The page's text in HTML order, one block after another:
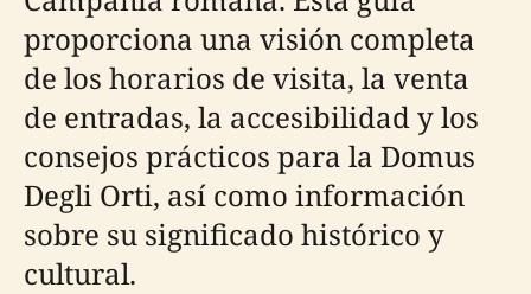
proporciona una visión completa
de los horarios de visita, la venta
de entradas, la accesibilidad y los
consejos prácticos para la Domus
Degli Orti, así como información
sobre su significado histórico y
cultural.